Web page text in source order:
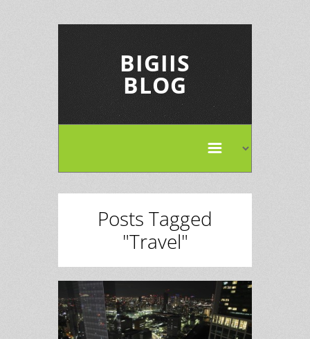
BIGIIS
BLOG
Posts Tagged
"Travel"